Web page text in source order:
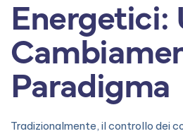
Energetici:
Paradigma
Tradizionalmente, il controllo dei